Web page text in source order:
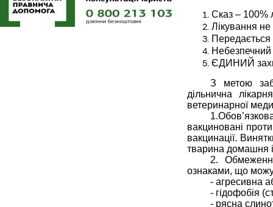
Сказ – 100%
Лікування не
Передається
Небезпечний
ЄДИНИЙ
З метою
дільнична
ветеринарної
вакциновані
вакцинації.
тварина домашня
2.
ознаками, що
- агресивна
- гідофобія
- рясна